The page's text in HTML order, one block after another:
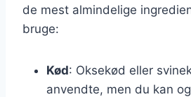
de mest almindelige
bruge:
Kød: Oksekød eller
anvendte, men du kan